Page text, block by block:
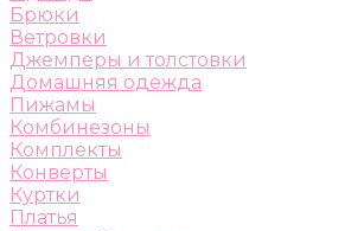
Брюки
Ветровки
Джемперы и толстовки
Домашняя одежда
Пижамы
Комбинезоны
Комплекты
Конверты
Куртки
Платья